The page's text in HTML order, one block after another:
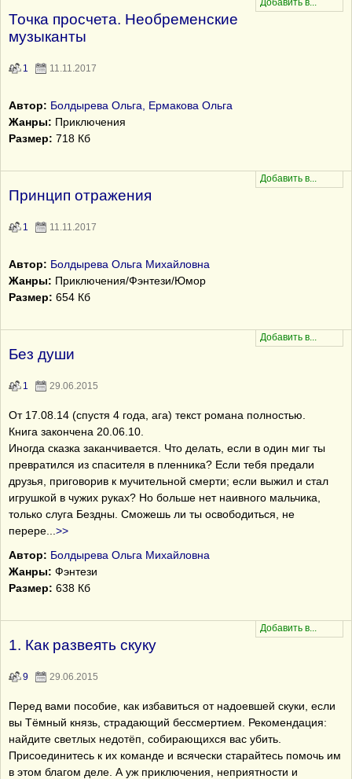
Точка просчета. Необременские
музыканты
1 11.11.2017
Автор: Болдырева Ольга, Ермакова Ольга
Жанры: Приключения
Размер: 718 Кб
Принцип отражения
1 11.11.2017
Автор: Болдырева Ольга Михайловна
Жанры: Приключения/Фэнтези/Юмор
Размер: 654 Кб
Без души
1 29.06.2015
От 17.08.14 (спустя 4 года, ага) текст романа полностью.
Книга закончена 20.06.10.
Иногда сказка заканчивается. Что делать, если в один миг ты
превратился из спасителя в пленника? Если тебя предали
друзья, приговорив к мучительной смерти; если выжил и стал
игрушкой в чужих руках? Но больше нет наивного мальчика,
только слуга Бездны. Сможешь ли ты освободиться, не
перере
>>
Автор: Болдырева Ольга Михайловна
Жанры: Фэнтези
Размер: 638 Кб
1. Как развеять скуку
9 29.06.2015
Перед вами пособие, как избавиться от надоевшей скуки, если
вы Тёмный князь, страдающий бессмертием. Рекомендация:
найдите светлых недотёп, собирающихся вас убить.
Присоединитесь к их команде и всячески старайтесь помочь им
в этом благом деле. А уж приключения, неприятности и